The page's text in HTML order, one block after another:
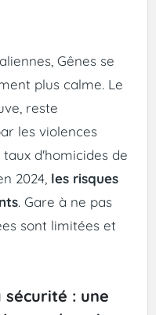
Gênes se
plus calme. Le
reste
les violences
d'homicides de
2024, les risques
. Gare à ne pas
sont limitées et
: une